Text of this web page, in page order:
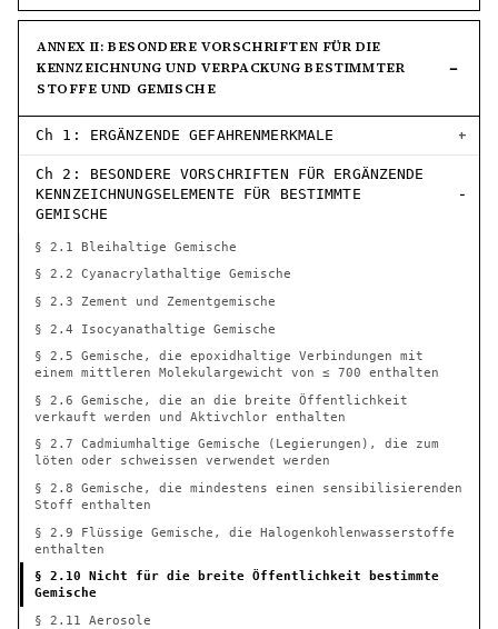
ANNEX II: BESONDERE VORSCHRIFTEN FÜR DIE
KENNZEICHNUNG UND VERPACKUNG BESTIMMTER
STOFFE UND GEMISCHE
Ch 1: ERGÄNZENDE GEFAHRENMERKMALE
Ch 2: BESONDERE VORSCHRIFTEN FÜR ERGÄNZENDE
KENNZEICHNUNGSELEMENTE FÜR BESTIMMTE
GEMISCHE
§ 2.1 Bleihaltige Gemische
§ 2.2 Cyanacrylathaltige Gemische
§ 2.3 Zement und Zementgemische
§ 2.4 Isocyanathaltige Gemische
§ 2.5 Gemische, die epoxidhaltige Verbindungen mit
einem mittleren Molekulargewicht von ≤ 700 enthalten
§ 2.6 Gemische, die an die breite Öffentlichkeit
verkauft werden und Aktivchlor enthalten
§ 2.7 Cadmiumhaltige Gemische (Legierungen), die zum
löten oder schweissen verwendet werden
§ 2.8 Gemische, die mindestens einen sensibilisierenden
Stoff enthalten
§ 2.9 Flüssige Gemische, die Halogenkohlenwasserstoffe
enthalten
§ 2.10 Nicht für die breite Öffentlichkeit bestimmte
Gemische
§ 2.11 Aerosole